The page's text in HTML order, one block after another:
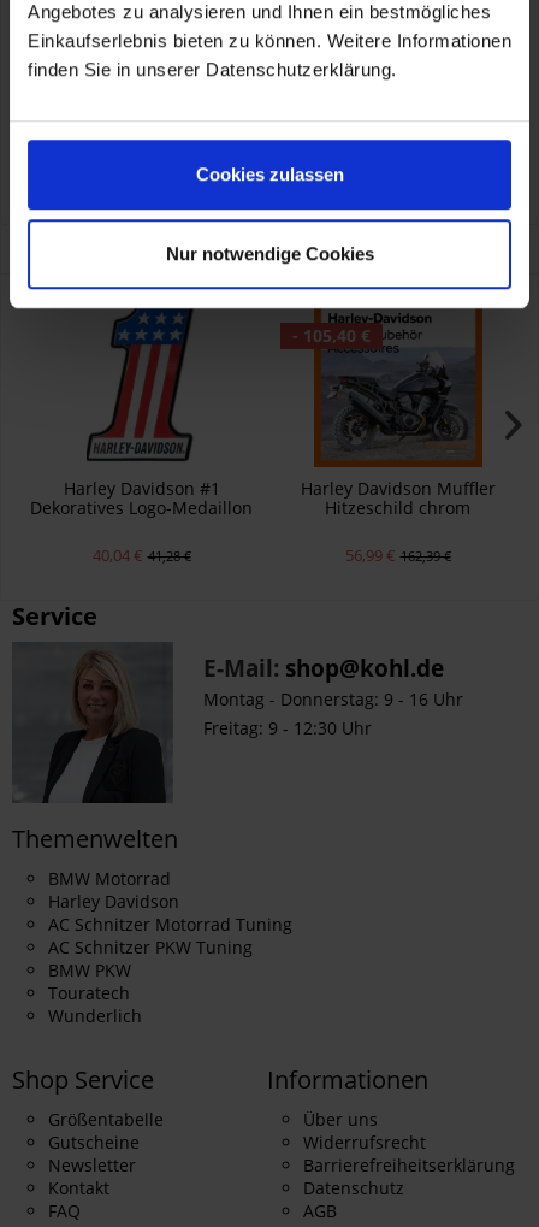
Angebotes zu analysieren und Ihnen ein bestmögliches
Einkaufserlebnis bieten zu können. Weitere Informationen
finden Sie in unserer Datenschutzerklärung.
Cookies zulassen
Nur notwendige Cookies
Herstellerinformationen
HARLEY-DAVIDSON MOTOR COMPANY - EUROPE
Laan van Vredenoord 33, Rijswijk, NL, 2289 DA
Kunden haben sich ebenfalls angesehen
Harley Davidson #1
Dekoratives Logo-Medaillon
40,04 € 41,28 €
- 105,40 €
Harley Davidson Muffler
Hitzeschild chrom
56,99 € 162,39 €
Service
E-Mail: shop@kohl.de
Montag - Donnerstag: 9 - 16 Uhr
Freitag: 9 - 12:30 Uhr
Themenwelten
BMW Motorrad
Harley Davidson
AC Schnitzer Motorrad Tuning
AC Schnitzer PKW Tuning
BMW PKW
Touratech
Wunderlich
Shop Service
Größentabelle
Gutscheine
Newsletter
Kontakt
FAQ
Informationen
Über uns
Widerrufsrecht
Barrierefreiheitserklärung
Datenschutz
AGB